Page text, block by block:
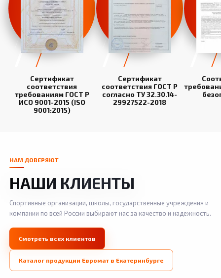
Сертификат
соответствия
требованиям ГОСТ Р
ИСО 9001-2015 (ISO
9001:2015)
Сертификат
соответствия ГОСТ Р
согласно ТУ 32.30.14-
29927522-2018
НАМ ДОВЕРЯЮТ
НАШИ КЛИЕНТЫ
Спортивные организации, школы, государственные учреждения и
компании по всей России выбирают нас за качество и надежность.
Смотреть всех клиентов
Каталог продукции Евромат в Екатеринбурге